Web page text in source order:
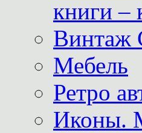
книги –
Винтаж
Мебель
Ретро
Иконы.